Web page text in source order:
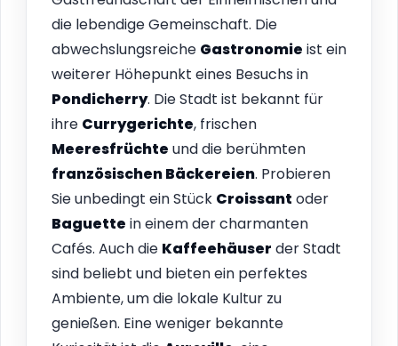
die lebendige Gemeinschaft. Die
abwechslungsreiche Gastronomie ist ein
weiterer Höhepunkt eines Besuchs in
Pondicherry. Die Stadt ist bekannt für
ihre Currygerichte, frischen
Meeresfrüchte und die berühmten
französischen Bäckereien. Probieren
Sie unbedingt ein Stück Croissant oder
Baguette in einem der charmanten
Cafés. Auch die Kaffeehäuser der Stadt
sind beliebt und bieten ein perfektes
Ambiente, um die lokale Kultur zu
genießen. Eine weniger bekannte